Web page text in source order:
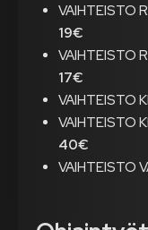
VAIHTEISTO
19€
VAIHTEISTO
17€
VAIHTEISTO
VAIHTEISTO
40€
VAIHTEISTO